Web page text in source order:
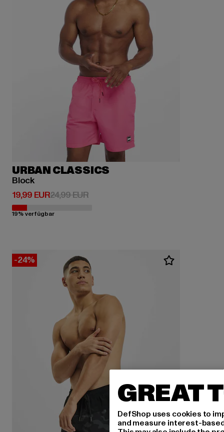
URBAN CLASSICS
Block
19,99 EUR
Derzeitiger Preis: 19,99 EUR
24,99 EURAktionspreis: 24,99 EUR
19% verfügbar
-24%
GREAT
DefShop uses cookies to
and measure interest-